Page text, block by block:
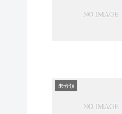
未分類